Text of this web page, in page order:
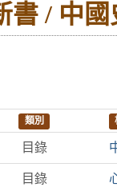
書 / 中國
類別
目錄
目錄